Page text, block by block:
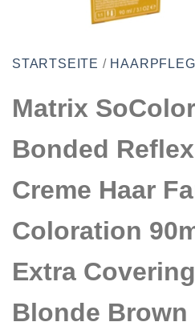
STARTSEITE /
Matrix
Bonded
Creme Haar
Coloration
Extra
Blonde Brown